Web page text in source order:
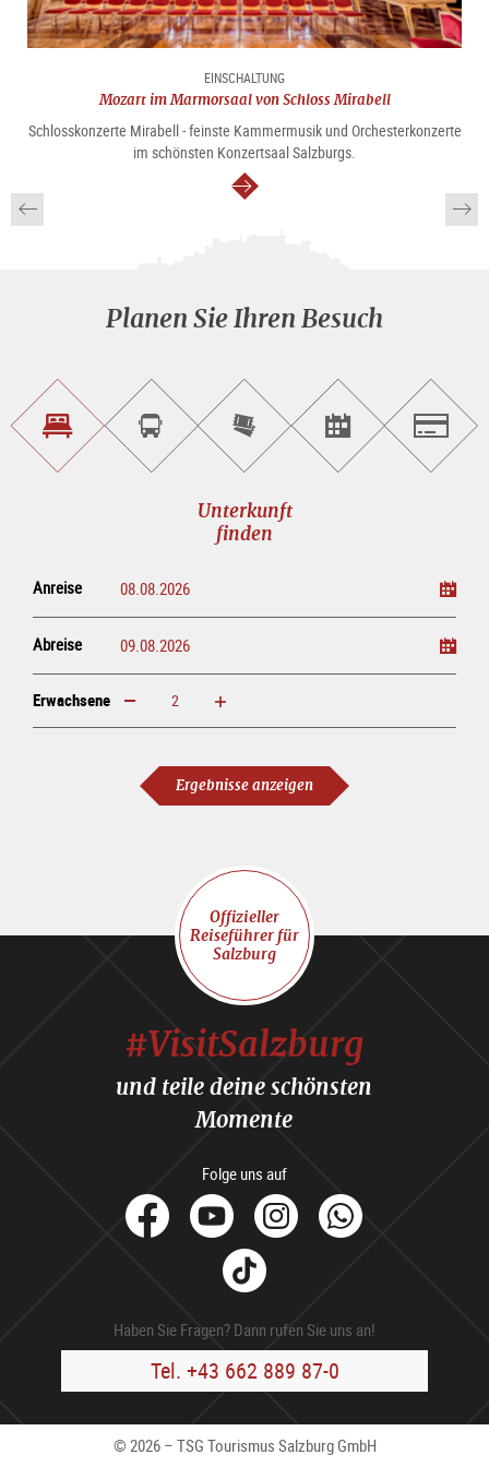
EINSCHALTUNG
Mozart im Marmorsaal von Schloss Mirabell
Schlosskonzerte Mirabell - feinste Kammermusik und Orchesterkonzerte
im schönsten Konzertsaal Salzburgs.
weiter
Planen Sie Ihren Besuch
Unterkunft<br>findenSightseeing<br>Tour
buchen
Tickets
online<br>kaufen
Events<br>finden
Unterkunft
finden
Anreise
Abreise
Erwachsene erhöhen verringern
Ergebnisse anzeigen
Offizieller
Reiseführer für
Salzburg
#VisitSalzburg
und teile deine schönsten
Momente
Folge uns auf
facebook
YoutubeInstagram
Tik
Tok
Haben Sie Fragen? Dann rufen Sie uns an!
Tel. +43 662 889 87-0
© 2026 – TSG Tourismus Salzburg GmbH